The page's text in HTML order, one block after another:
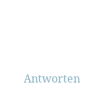
Antworten